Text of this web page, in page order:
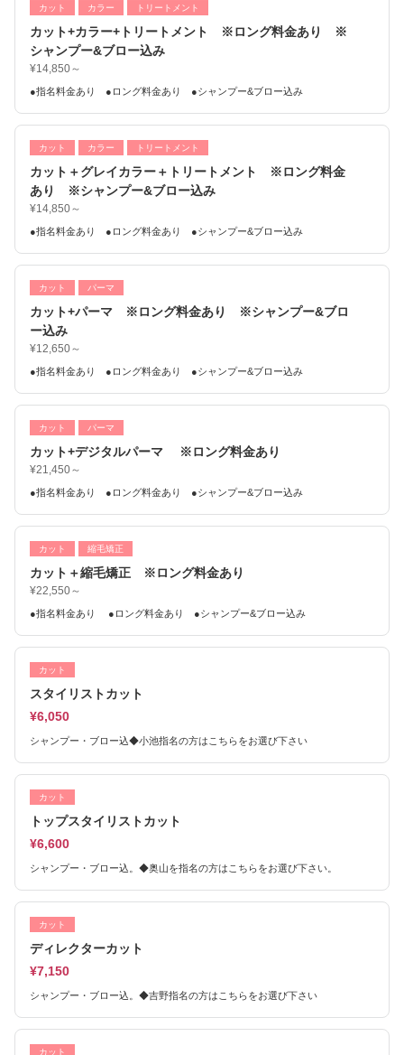
カット カラー トリートメント
カット+カラー+トリートメント ※ロング料金あり ※
シャンプー&ブロー込み
¥14,850～
●指名料金あり ●ロング料金あり ●シャンプー&ブロー込み
カット カラー トリートメント
カット＋グレイカラー＋トリートメント ※ロング料金
あり ※シャンプー&ブロー込み
¥14,850～
●指名料金あり ●ロング料金あり ●シャンプー&ブロー込み
カット パーマ
カット+パーマ ※ロング料金あり ※シャンプー&ブロ
ー込み
¥12,650～
●指名料金あり ●ロング料金あり ●シャンプー&ブロー込み
カット パーマ
カット+デジタルパーマ ※ロング料金あり
¥21,450～
●指名料金あり ●ロング料金あり ●シャンプー&ブロー込み
カット 縮毛矯正
カット＋縮毛矯正 ※ロング料金あり
¥22,550～
●指名料金あり ●ロング料金あり ●シャンプー&ブロー込み
カット
スタイリストカット
¥6,050
シャンプー・ブロー込◆小池指名の方はこちらをお選び下さい
カット
トップスタイリストカット
¥6,600
シャンプー・ブロー込。◆奥山を指名の方はこちらをお選び下さい。
カット
ディレクターカット
¥7,150
シャンプー・ブロー込。◆吉野指名の方はこちらをお選び下さい
カット